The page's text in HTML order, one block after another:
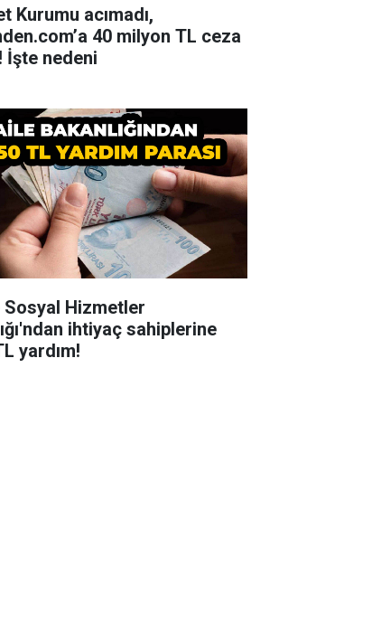
Kurumu acımadı,
40 milyon TL ceza
İşte nedeni
Sosyal Hizmetler
ihtiyaç sahiplerine
yardım!